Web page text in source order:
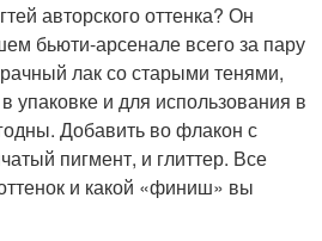
авторского оттенка? Он
бьюти-арсенале всего за пару
лак со старыми тенями,
упаковке и для использования в
Добавить во флакон с
пигмент, и глиттер. Все
и какой «финиш» вы